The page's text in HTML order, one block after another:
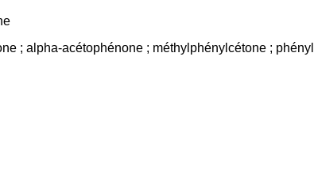
; alpha-acétophénone ; méthylphénylcétone ;